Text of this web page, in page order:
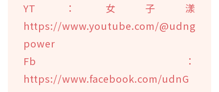
YT：女子漾
https://www.youtube.com/@udng
power
Fb：
https://www.facebook.com/udnG